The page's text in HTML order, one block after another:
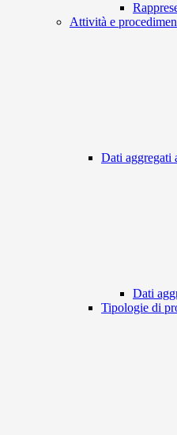
Attività e
Dati aggregati
Dati
Tipologie di